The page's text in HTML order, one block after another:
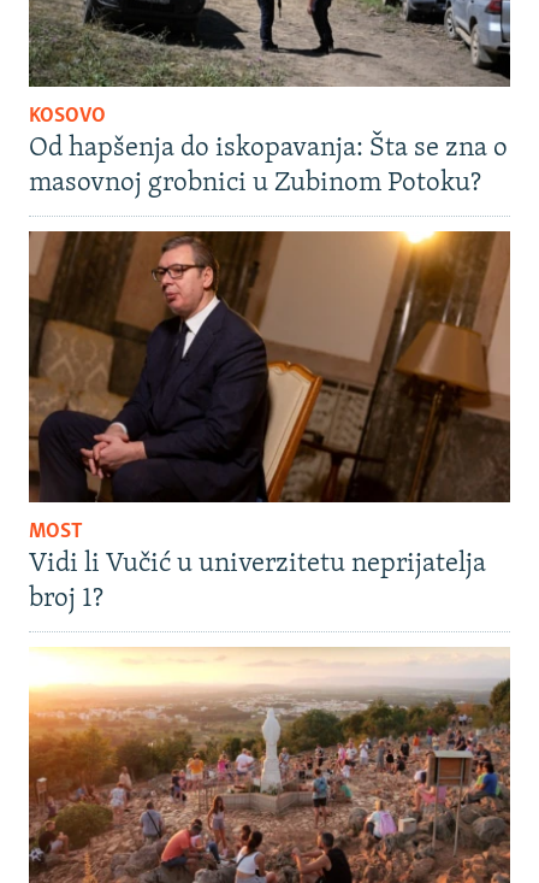
KOSOVO
Od hapšenja do iskopavanja: Šta se zna o
masovnoj grobnici u Zubinom Potoku?
MOST
Vidi li Vučić u univerzitetu neprijatelja
broj 1?